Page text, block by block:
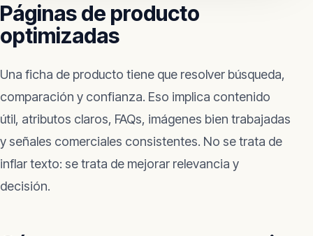
Páginas de producto
optimizadas
Una ficha de producto tiene que resolver búsqueda,
comparación y confianza. Eso implica contenido
útil, atributos claros, FAQs, imágenes bien trabajadas
y señales comerciales consistentes. No se trata de
inflar texto: se trata de mejorar relevancia y
decisión.